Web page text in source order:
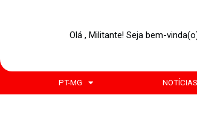
Olá , Militante! Seja bem-
PT-MG NOTÍCIAS